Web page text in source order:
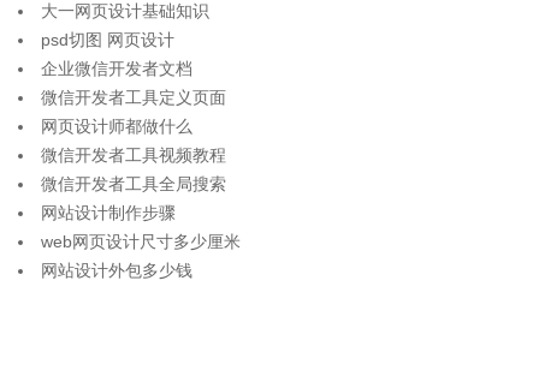
大一网页设计基础知识
psd切图 网页设计
企业微信开发者文档
微信开发者工具定义页面
网页设计师都做什么
微信开发者工具视频教程
微信开发者工具全局搜索
网站设计制作步骤
web网页设计尺寸多少厘米
网站设计外包多少钱